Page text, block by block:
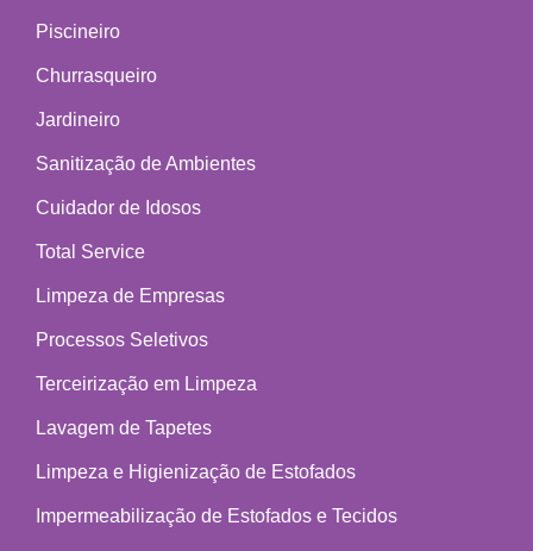
Piscineiro
Churrasqueiro
Jardineiro
Sanitização de Ambientes
Cuidador de Idosos
Total Service
Limpeza de Empresas
Processos Seletivos
Terceirização em Limpeza
Lavagem de Tapetes
Limpeza e Higienização de Estofados
Impermeabilização de Estofados e Tecidos